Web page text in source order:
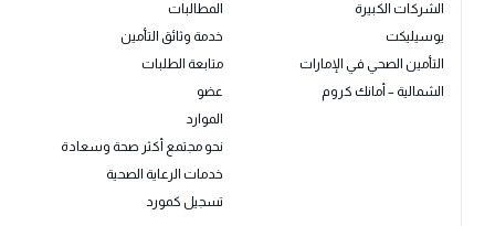
الشركات الكبيرة
يوسيليكت
التأمين الصحي في الإمارات
الشمالية – أمانك كروم
المطالبات
خدمة وثائق التأمين
متابعة الطلبات
عضو
الموارد
نحو مجتمع أكثر صحة وسعادة
خدمات الرعاية الصحية
تسجيل كمورد